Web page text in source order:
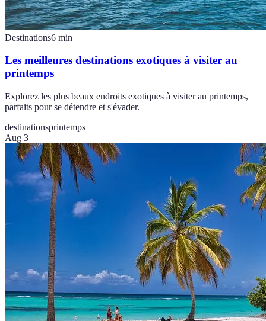
Destinations6 min
Les meilleures destinations exotiques à visiter au
printemps
Explorez les plus beaux endroits exotiques à visiter au printemps,
parfaits pour se détendre et s'évader.
destinationsprintemps
Aug 3